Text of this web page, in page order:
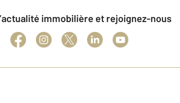
l’actualité immobilière et rejoignez-nous